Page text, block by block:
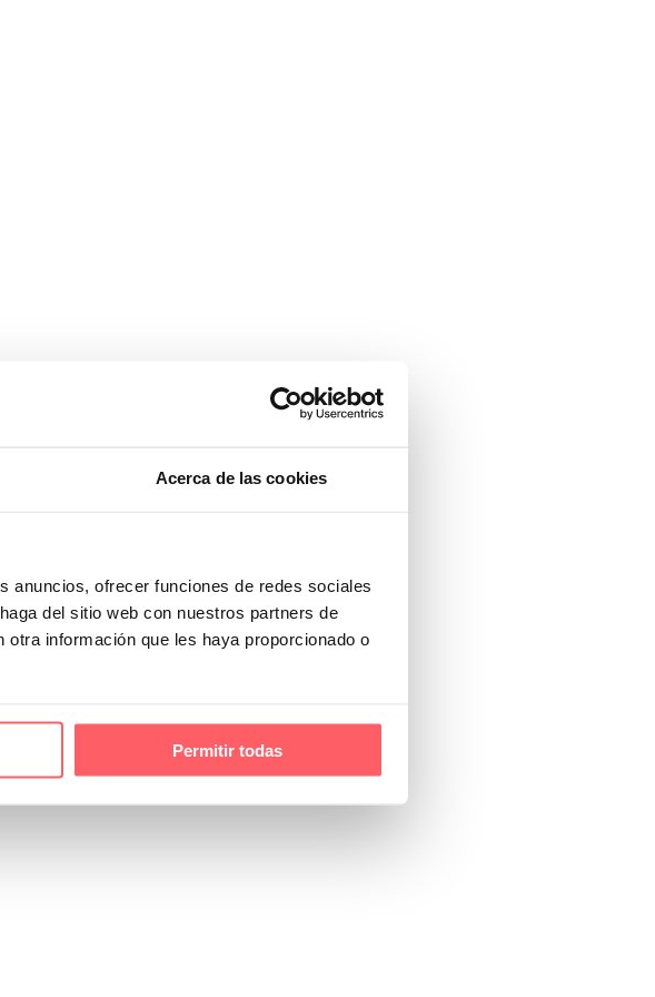
Acerca de las cookies
anuncios, ofrecer funciones de redes sociales
del sitio web con nuestros partners de
información que les haya proporcionado o
Permitir todas
queda la vista completamente despejada